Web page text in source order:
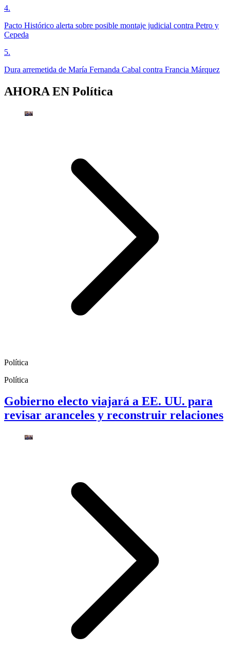
4.
Pacto Histórico alerta sobre posible montaje judicial contra Petro y
Cepeda
5.
Dura arremetida de María Fernanda Cabal contra Francia Márquez
AHORA EN Política
Política
Política
Gobierno electo viajará a EE. UU. para
revisar aranceles y reconstruir relaciones